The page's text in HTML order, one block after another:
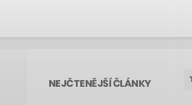
NEJČTENĚJŠÍ ČLÁNKY